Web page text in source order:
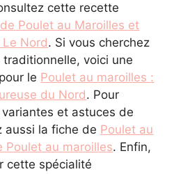
cette recette
Poulet au Maroilles et
Nord. Si vous cherchez
voici une
le Poulet au maroilles :
du Nord. Pour
et astuces de
aussi la fiche de Poulet au
Poulet au maroilles. Enfin,
cette spécialité